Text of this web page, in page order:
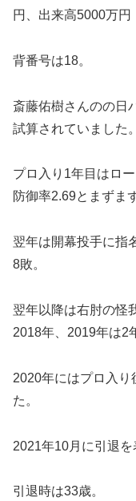
円、出来高5000万円
背番号は18。
斎藤佑樹さんのの日
試算されていました。
プロ入り1年目はロ
防御率2.69とまずま
翌年は開幕投手に指
8敗。
翌年以降は右肘の怪
2018年、2019年は2
2020年にはプロ入り
た。
2021年10月に引退を
引退時は33歳。